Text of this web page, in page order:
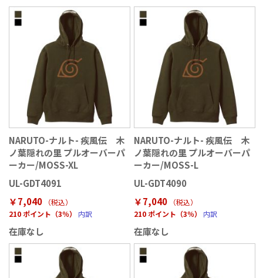
NARUTO-ナルト- 疾風伝 木
ノ葉隠れの里 プルオーバーパ
ーカー/MOSS-XL
UL-GDT4091
￥7,040
（税込）
210 ポイント（3％）
内訳
在庫なし
NARUTO-ナルト- 疾風伝 木
ノ葉隠れの里 プルオーバーパ
ーカー/MOSS-L
UL-GDT4090
￥7,040
（税込）
210 ポイント（3％）
内訳
在庫なし